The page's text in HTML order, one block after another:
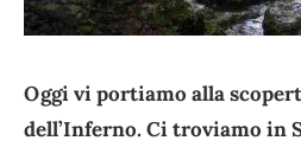
Oggi vi portiamo alla
dell’Inferno. Ci troviamo in